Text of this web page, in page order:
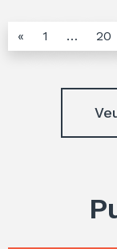
« 1 … 20